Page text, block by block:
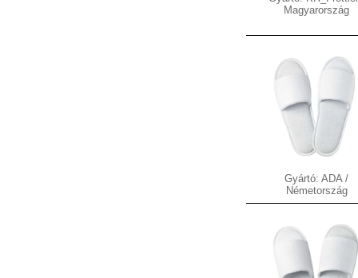
Magyarország
Gyártó: ADA /
Németország